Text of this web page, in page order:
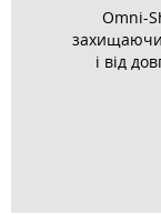
Omni-
захищаючи
і від